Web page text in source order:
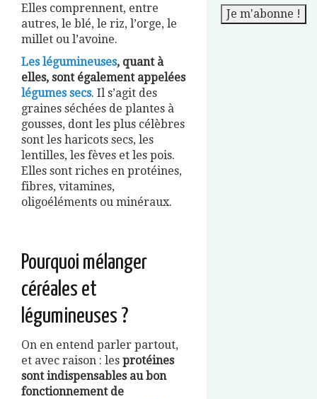
Elles comprennent, entre
autres, le blé, le riz, l’orge, le
millet ou l’avoine.
Les légumineuses, quant à
elles, sont également appelées
légumes secs. Il s’agit des
graines séchées de plantes à
gousses, dont les plus célèbres
sont les haricots secs, les
lentilles, les fèves et les pois.
Elles sont riches en protéines,
fibres, vitamines,
oligoéléments ou minéraux.
Pourquoi mélanger
céréales et
légumineuses ?
On en entend parler partout,
et avec raison : les protéines
sont indispensables au bon
fonctionnement de